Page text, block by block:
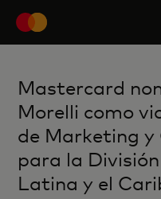
Mastercard
Morelli como
de Marketing y
para la
Latina y el